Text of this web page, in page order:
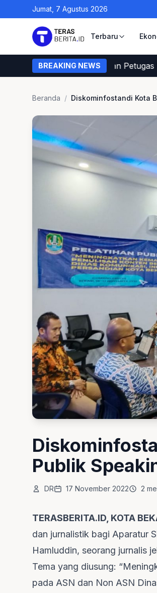
Jumat, 7 Agustus 2026
Terbaru
BREAKING NEWS
Cara Warga Memastikan Petugas
Beranda / Diskominfostandi Kota
Publik
DR 17 November 2022 2
TERASBERITA.ID, KOTA
dan jurnalistik bagi Aparatur
Hamluddin, seorang jurnalis
Tema yang diusung:
pada ASN dan Non ASN